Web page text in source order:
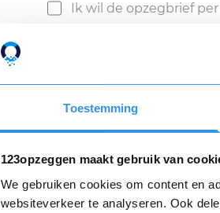
Toestemming
123opzeggen maakt gebruik van
We gebruiken cookies om content en
websiteverkeer te analyseren. Ook
Ik wil de opzegbrief
Als ik mijn opzegging
Privacyverklaring
en